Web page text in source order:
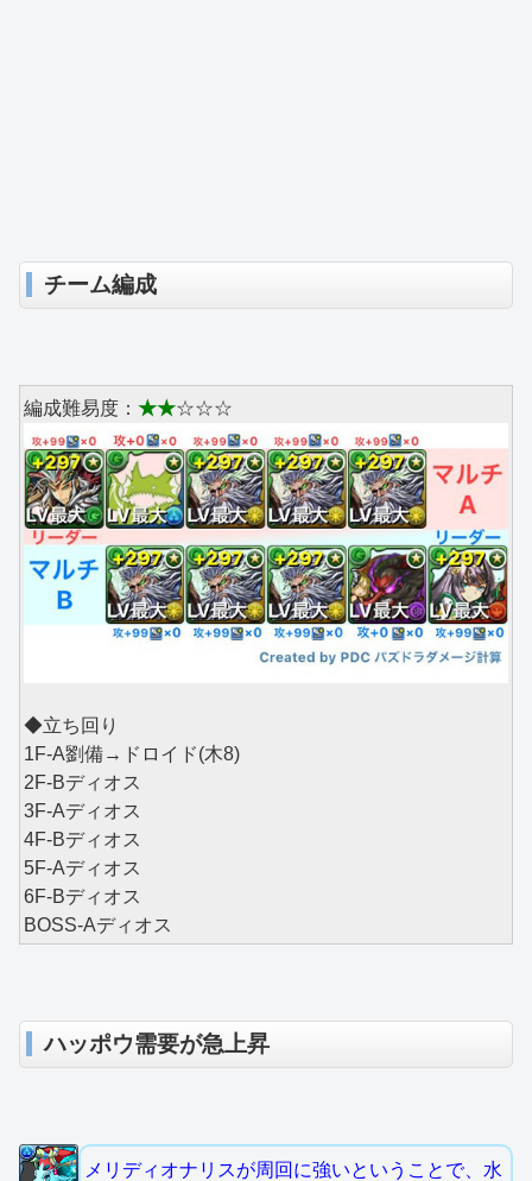
チーム編成
編成難易度： ★★☆☆☆
◆立ち回り
1F-A劉備→ドロイド(木8)
2F-Bディオス
3F-Aディオス
4F-Bディオス
5F-Aディオス
6F-Bディオス
BOSS-Aディオス
ハッポウ需要が急上昇
メリディオナリスが周回に強いということで、水